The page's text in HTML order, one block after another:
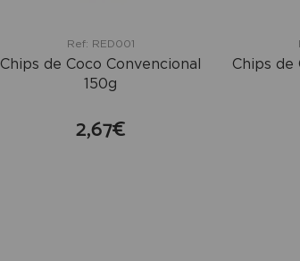
Ref: RED001
Chips de Coco Convencional
150g
2,67€
Chips de